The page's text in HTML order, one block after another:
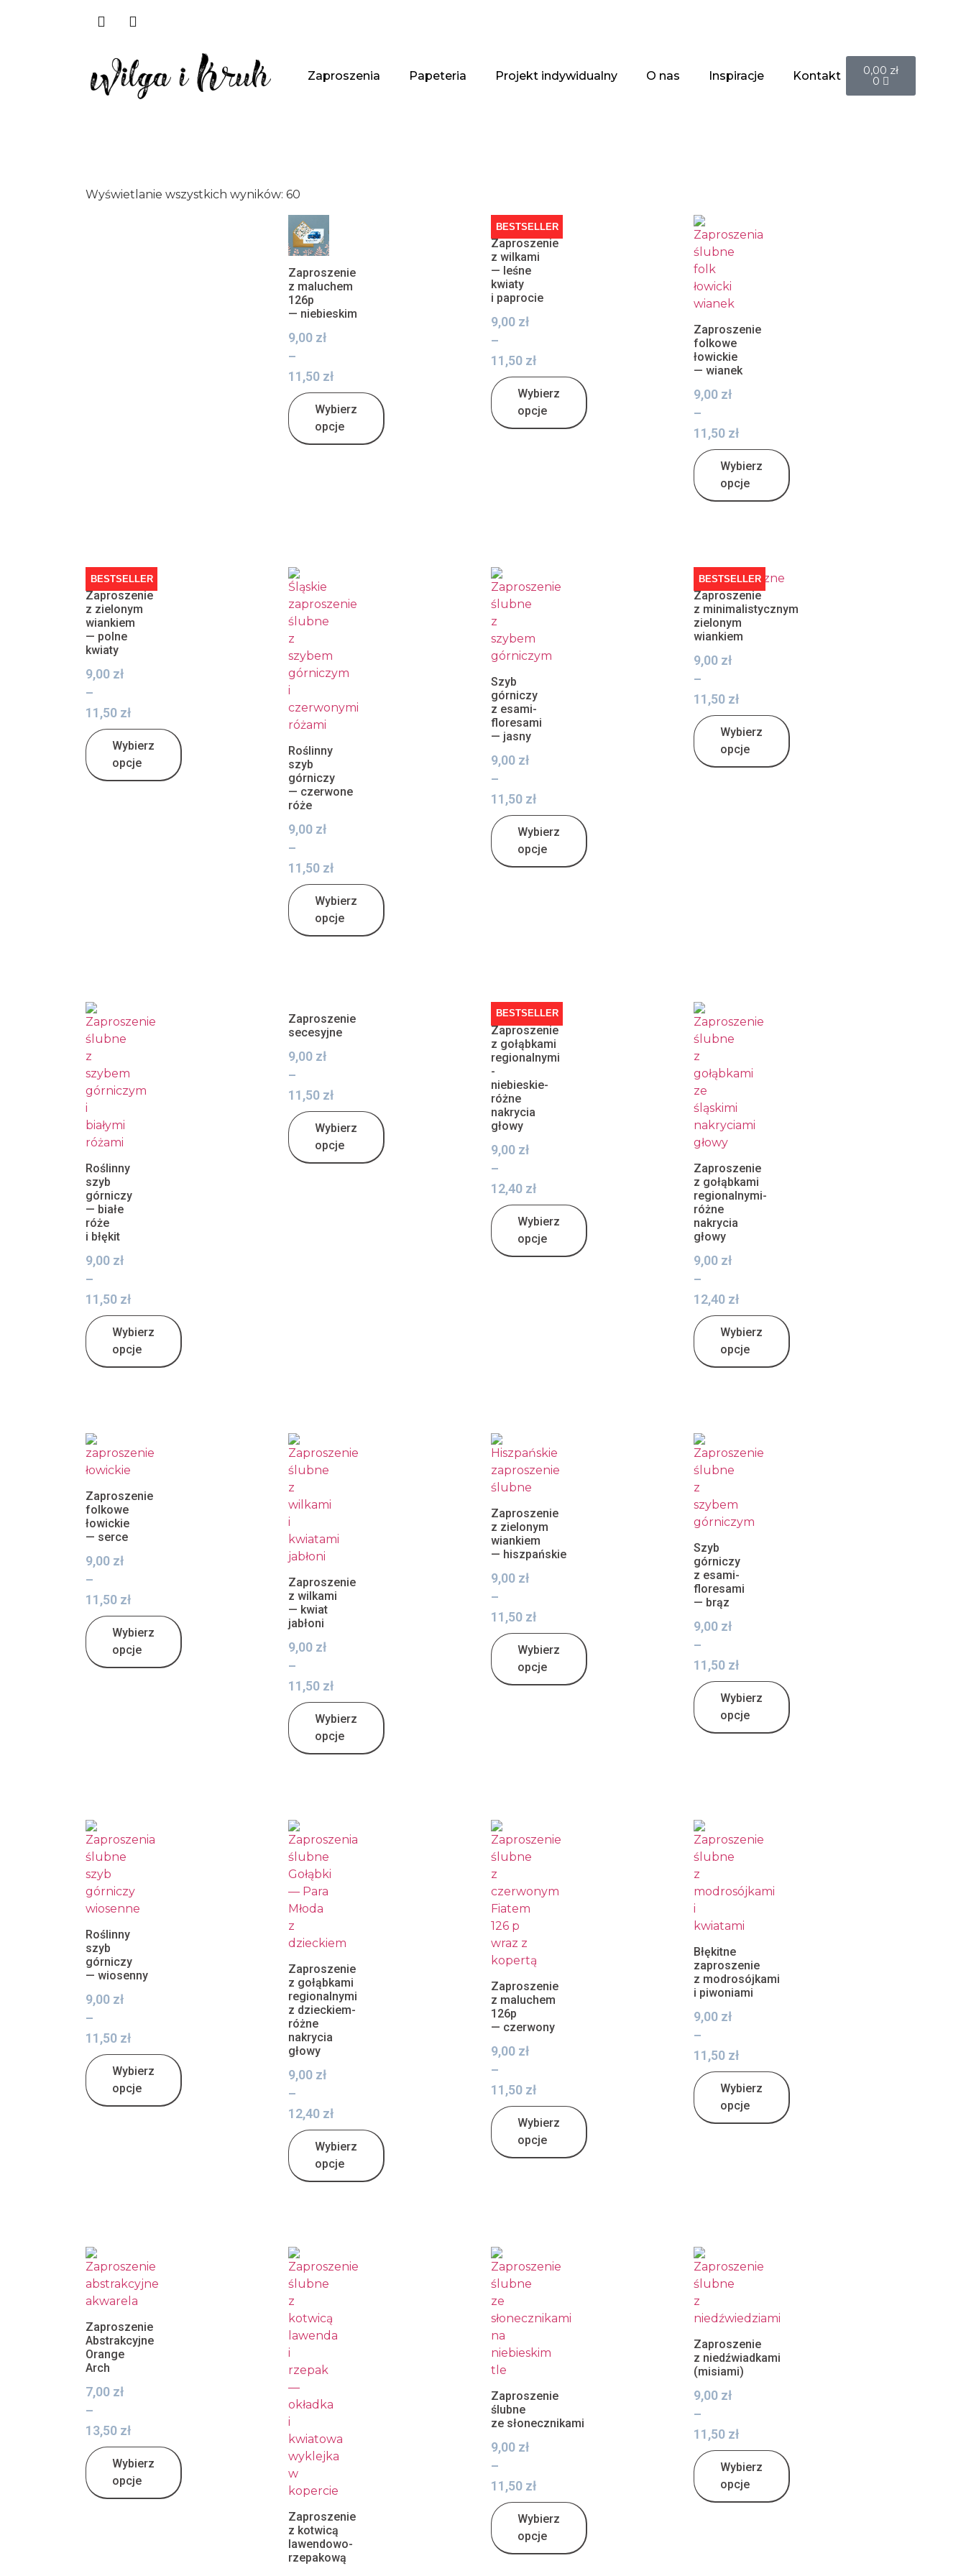
Zaproszenia Papeteria Projekt indywidualny O nas Inspiracje Kontakt 0,00 zł
0
Wyświetlanie wszystkich wyników: 60
Zaproszenie
z maluchem
126p
— niebieskim
9,00 zł
–
11,50 zł
Wybierz
opcje
BESTSELLER
Zaproszenie
z wilkami
— leśne
kwiaty
i paprocie
9,00 zł
–
11,50 zł
Wybierz
opcje
Zaproszenie
folkowe
łowickie
— wianek
9,00 zł
–
11,50 zł
Wybierz
opcje
BESTSELLER
Zaproszenie
z zielonym
wiankiem
— polne
kwiaty
9,00 zł
–
11,50 zł
Wybierz
opcje
Roślinny
szyb
górniczy
— czerwone
róże
9,00 zł
–
11,50 zł
Wybierz
opcje
Szyb
górniczy
z esami-
floresami
— jasny
9,00 zł
–
11,50 zł
Wybierz
opcje
BESTSELLER
Zaproszenie
z minimalistycznym
zielonym
wiankiem
9,00 zł
–
11,50 zł
Wybierz
opcje
Roślinny
szyb
górniczy
— białe
róże
i błękit
9,00 zł
–
11,50 zł
Wybierz
opcje
Zaproszenie
secesyjne
9,00 zł
–
11,50 zł
Wybierz
opcje
BESTSELLER
Zaproszenie
z gołąbkami
regionalnymi
-
niebieskie-
różne
nakrycia
głowy
9,00 zł
–
12,40 zł
Wybierz
opcje
Zaproszenie
z gołąbkami
regionalnymi-
różne
nakrycia
głowy
9,00 zł
–
12,40 zł
Wybierz
opcje
Zaproszenie
folkowe
łowickie
— serce
9,00 zł
–
11,50 zł
Wybierz
opcje
Zaproszenie
z wilkami
— kwiat
jabłoni
9,00 zł
–
11,50 zł
Wybierz
opcje
Zaproszenie
z zielonym
wiankiem
— hiszpańskie
9,00 zł
–
11,50 zł
Wybierz
opcje
Szyb
górniczy
z esami-
floresami
— brąz
9,00 zł
–
11,50 zł
Wybierz
opcje
Roślinny
szyb
górniczy
— wiosenny
9,00 zł
–
11,50 zł
Wybierz
opcje
Zaproszenie
z gołąbkami
regionalnymi
z dzieckiem-
różne
nakrycia
głowy
9,00 zł
–
12,40 zł
Wybierz
opcje
Zaproszenie
z maluchem
126p
— czerwony
9,00 zł
–
11,50 zł
Wybierz
opcje
Błękitne
zaproszenie
z modrosójkami
i piwoniami
9,00 zł
–
11,50 zł
Wybierz
opcje
Zaproszenie
Abstrakcyjne
Orange
Arch
7,00 zł
–
13,50 zł
Wybierz
opcje
Zaproszenie
z kotwicą
lawendowo-
rzepakową
Zaproszenie
ślubne
ze słonecznikami
9,00 zł
–
11,50 zł
Wybierz
opcje
Zaproszenie
z niedźwiadkami
(misiami)
9,00 zł
–
11,50 zł
Wybierz
opcje